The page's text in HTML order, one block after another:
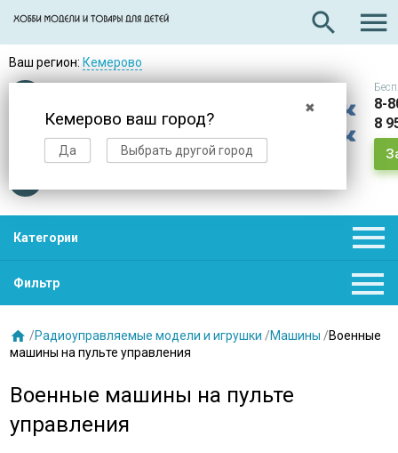
search 
Ваш регион: Кемерово
✖
Кемерово ваш город?
Да Выбрать другой город
Доставкав день заказа
8-
8
Категории 
Фильтр 
 /Радиоуправляемые модели и игрушки /Машины /Военные
машины на пульте управления
Военные машины на пульте
управления